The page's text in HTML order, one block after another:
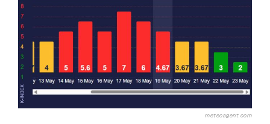
meteoagent.com